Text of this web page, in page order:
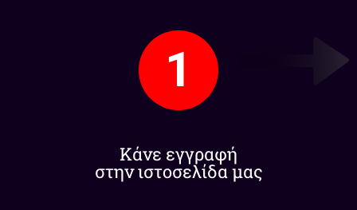
1
Κάνε εγγραφή
στην ιστοσελίδα μας